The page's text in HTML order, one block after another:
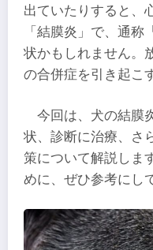
出ていたりすると、
「結膜炎」で、通
状かもしれません。
の合併症を引き起こ
今回は、犬の結膜
状、診断に治療、さ
策について解説しま
めに、ぜひ参考にし